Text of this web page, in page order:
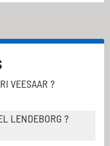
VEESAAR ?
LENDEBORG ?